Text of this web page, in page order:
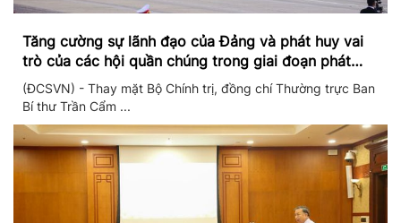
Tăng cường sự lãnh đạo của Đảng và phát huy vai
trò của các hội quần chúng trong giai đoạn phát
triển mới
(ĐCSVN) - Thay mặt Bộ Chính trị, đồng chí Thường trực Ban
Bí thư Trần Cẩm ...